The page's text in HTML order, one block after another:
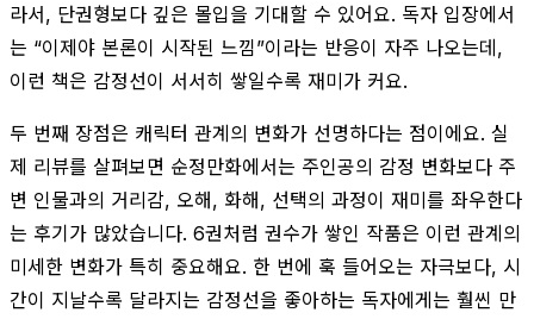
라서, 단권형보다 깊은 몰입을 기대할 수 있어요. 독자 입장에서
는 “이제야 본론이 시작된 느낌”이라는 반응이 자주 나오는데,
이런 책은 감정선이 서서히 쌓일수록 재미가 커요.
두 번째 장점은 캐릭터 관계의 변화가 선명하다는 점이에요. 실
제 리뷰를 살펴보면 순정만화에서는 주인공의 감정 변화보다 주
변 인물과의 거리감, 오해, 화해, 선택의 과정이 재미를 좌우한다
는 후기가 많았습니다. 6권처럼 권수가 쌓인 작품은 이런 관계의
미세한 변화가 특히 중요해요. 한 번에 훅 들어오는 자극보다, 시
간이 지날수록 달라지는 감정선을 좋아하는 독자에게는 훨씬 만